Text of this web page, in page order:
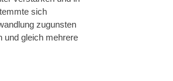
sich
zugunsten
und gleich mehrere